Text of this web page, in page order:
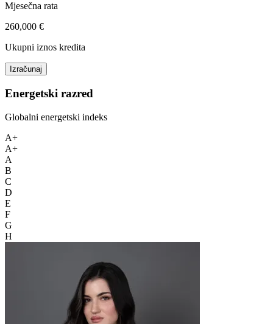
Mjesečna rata
260,000 €
Ukupni iznos kredita
Izračunaj
Energetski razred
Globalni energetski indeks
A+
A+
A
B
C
D
E
F
G
H